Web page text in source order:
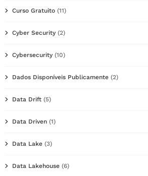
Curso Gratuito (11)
Cyber Security (2)
Cybersecurity (10)
Dados Disponíveis Publicamente (2)
Data Drift (5)
Data Driven (1)
Data Lake (3)
Data Lakehouse (6)